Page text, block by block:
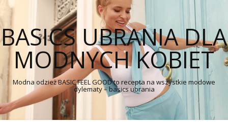
BASICS UBRANIA DLA
MODNYCH KOBIET
Modna odzież BASIC FEEL GOOD to recepta na wszystkie modowe
dylematy – basics ubrania